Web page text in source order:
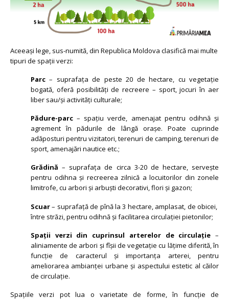
Aceeași lege, sus-numită, din Republica Moldova clasifică mai multe
tipuri de spații verzi:
Parc – suprafaţa de peste 20 de hectare, cu vegetație
bogată, oferă posibilităţi de recreere – sport, jocuri în aer
liber sau/şi activităţi culturale;
Pădure-parc – spaţiu verde, amenajat pentru odihnă şi
agrement în pădurile de lângă orașe. Poate cuprinde
adăposturi pentru vizitatori, terenuri de camping, terenuri de
sport, amenajări nautice etc.;
Grădină – suprafaţa de circa 3-20 de hectare, serveşte
pentru odihna şi recreerea zilnică a locuitorilor din zonele
limitrofe, cu arbori şi arbuşti decorativi, flori şi gazon;
Scuar– suprafaţă de pînă la 3 hectare, amplasat, de obicei,
între străzi, pentru odihnă şi facilitarea circulaţiei pietonilor;
Spaţii verzi din cuprinsul arterelor de circulaţie –
aliniamente de arbori şi fîşii de vegetaţie cu lăţime diferită, în
funcţie de caracterul şi importanţa arterei, pentru
ameliorarea ambianţei urbane şi aspectului estetic al căilor
de circulaţie.
Spațiile verzi pot lua o varietate de forme, în funcție de